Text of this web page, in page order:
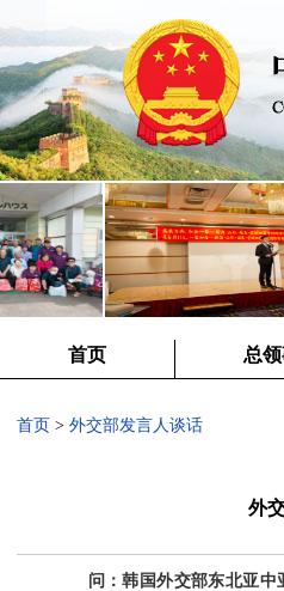
首页 总
首页 > 外交部发言人谈话
外
问：韩国外交部东北亚